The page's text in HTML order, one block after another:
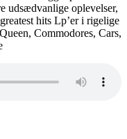
udsædvanlige oplevelser,
hits Lp’er i rigelige
Commodores, Cars,